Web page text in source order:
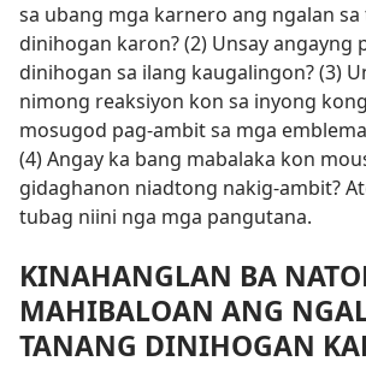
sa ubang mga karnero ang ngalan sa
dinihogan karon? (2) Unsay angayng
dinihogan sa ilang kaugalingon? (3)
nimong reaksiyon kon sa inyong
mosugod pag-ambit sa mga
(4) Angay ka bang mabalaka kon
gidaghanon niadtong nakig-ambit?
tubag niini nga mga pangutana.
KINAHANGLAN BA
MAHIBALOAN ANG
TANANG DINIHOGAN